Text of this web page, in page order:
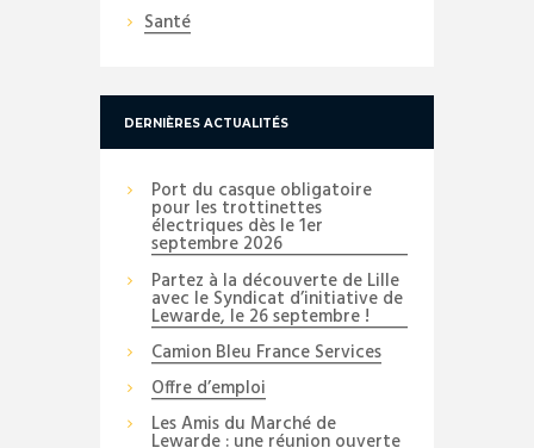
Santé
DERNIÈRES ACTUALITÉS
Port du casque obligatoire
pour les trottinettes
électriques dès le 1er
septembre 2026
Partez à la découverte de Lille
avec le Syndicat d’initiative de
Lewarde, le 26 septembre !
Camion Bleu France Services
Offre d’emploi
Les Amis du Marché de